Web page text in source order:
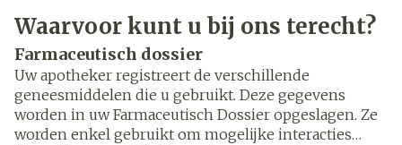
Waarvoor kunt u bij ons terecht?
Farmaceutisch dossier
Uw apotheker registreert de verschillende
geneesmiddelen die u gebruikt. Deze gegevens
worden in uw Farmaceutisch Dossier opgeslagen. Ze
worden enkel gebruikt om mogelijke interacties